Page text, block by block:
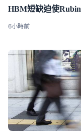
HBM短缺迫使
6小時前